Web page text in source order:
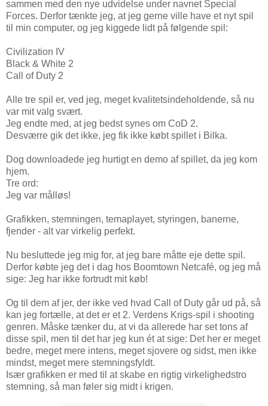
sammen med den nye udvidelse under navnet Special
Forces. Derfor tænkte jeg, at jeg gerne ville have et nyt spil
til min computer, og jeg kiggede lidt på følgende spil:
Civilization IV
Black & White 2
Call of Duty 2
Alle tre spil er, ved jeg, meget kvalitetsindeholdende, så nu
var mit valg svært.
Jeg endte med, at jeg bedst synes om CoD 2.
Desværre gik det ikke, jeg fik ikke købt spillet i Bilka.
Dog downloadede jeg hurtigt en demo af spillet, da jeg kom
hjem.
Tre ord:
Jeg var målløs!
Grafikken, stemningen, temaplayet, styringen, banerne,
fjender - alt var virkelig perfekt.
Nu besluttede jeg mig for, at jeg bare måtte eje dette spil.
Derfor købte jeg det i dag hos Boomtown Netcafé, og jeg må
sige: Jeg har ikke fortrudt mit køb!
Og til dem af jer, der ikke ved hvad Call of Duty går ud på, så
kan jeg fortælle, at det er et 2. Verdens Krigs-spil i shooting
genren. Måske tænker du, at vi da allerede har set tons af
disse spil, men til det har jeg kun ét at sige: Det her er meget
bedre, meget mere intens, meget sjovere og sidst, men ikke
mindst, meget mere stemningsfyldt.
Især grafikken er med til at skabe en rigtig virkelighedstro
stemning, så man føler sig midt i krigen.